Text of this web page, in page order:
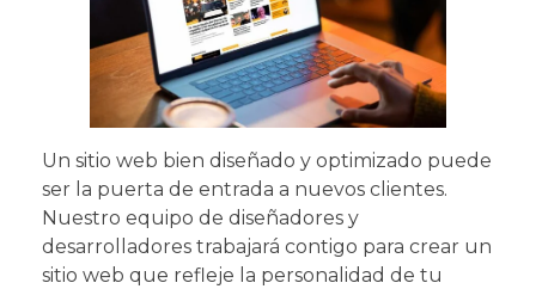
Un sitio web bien diseñado y optimizado puede
ser la puerta de entrada a nuevos clientes.
Nuestro equipo de diseñadores y
desarrolladores trabajará contigo para crear un
sitio web que refleje la personalidad de tu